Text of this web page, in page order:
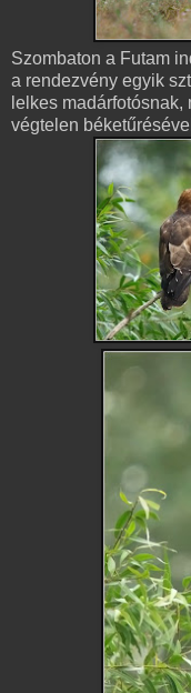
Szombaton a Futam
a rendezvény egyik
lelkes
végtelen